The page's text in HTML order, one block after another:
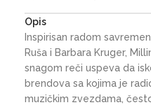
Opis
Inspirisan radom
Ruša i Barbara Kruger,
snagom reči uspeva da
brendova sa kojima je
muzičkim zvezdama,